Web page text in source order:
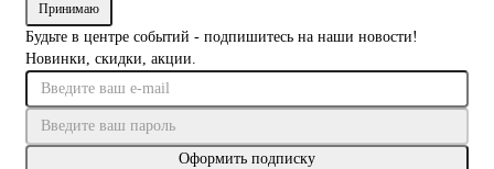
Принимаю
Будьте в центре событий - подпишитесь на наши новости!
Новинки, скидки, акции.
Оформить подписку